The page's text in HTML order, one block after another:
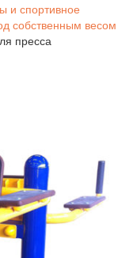
и спортивное
собственным весом
пресса